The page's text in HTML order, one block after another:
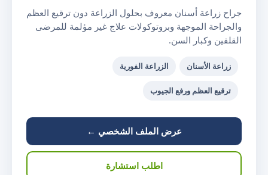
جراح زراعة أسنان معروف بحلول الزراعة دون ترقيع العظم
والجراحة الموجهة وبروتوكولات علاج غير مؤلمة للمرضى
القلقين وكبار السن.
زراعة الأسنان الزراعة الفورية
ترقيع العظم ورفع الجيوب
عرض الملف الشخصي ←
اطلب استشارة